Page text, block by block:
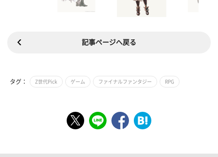
記事ページへ戻る
タグ： Z世代Pick ゲーム ファイナルファンタジー RPG